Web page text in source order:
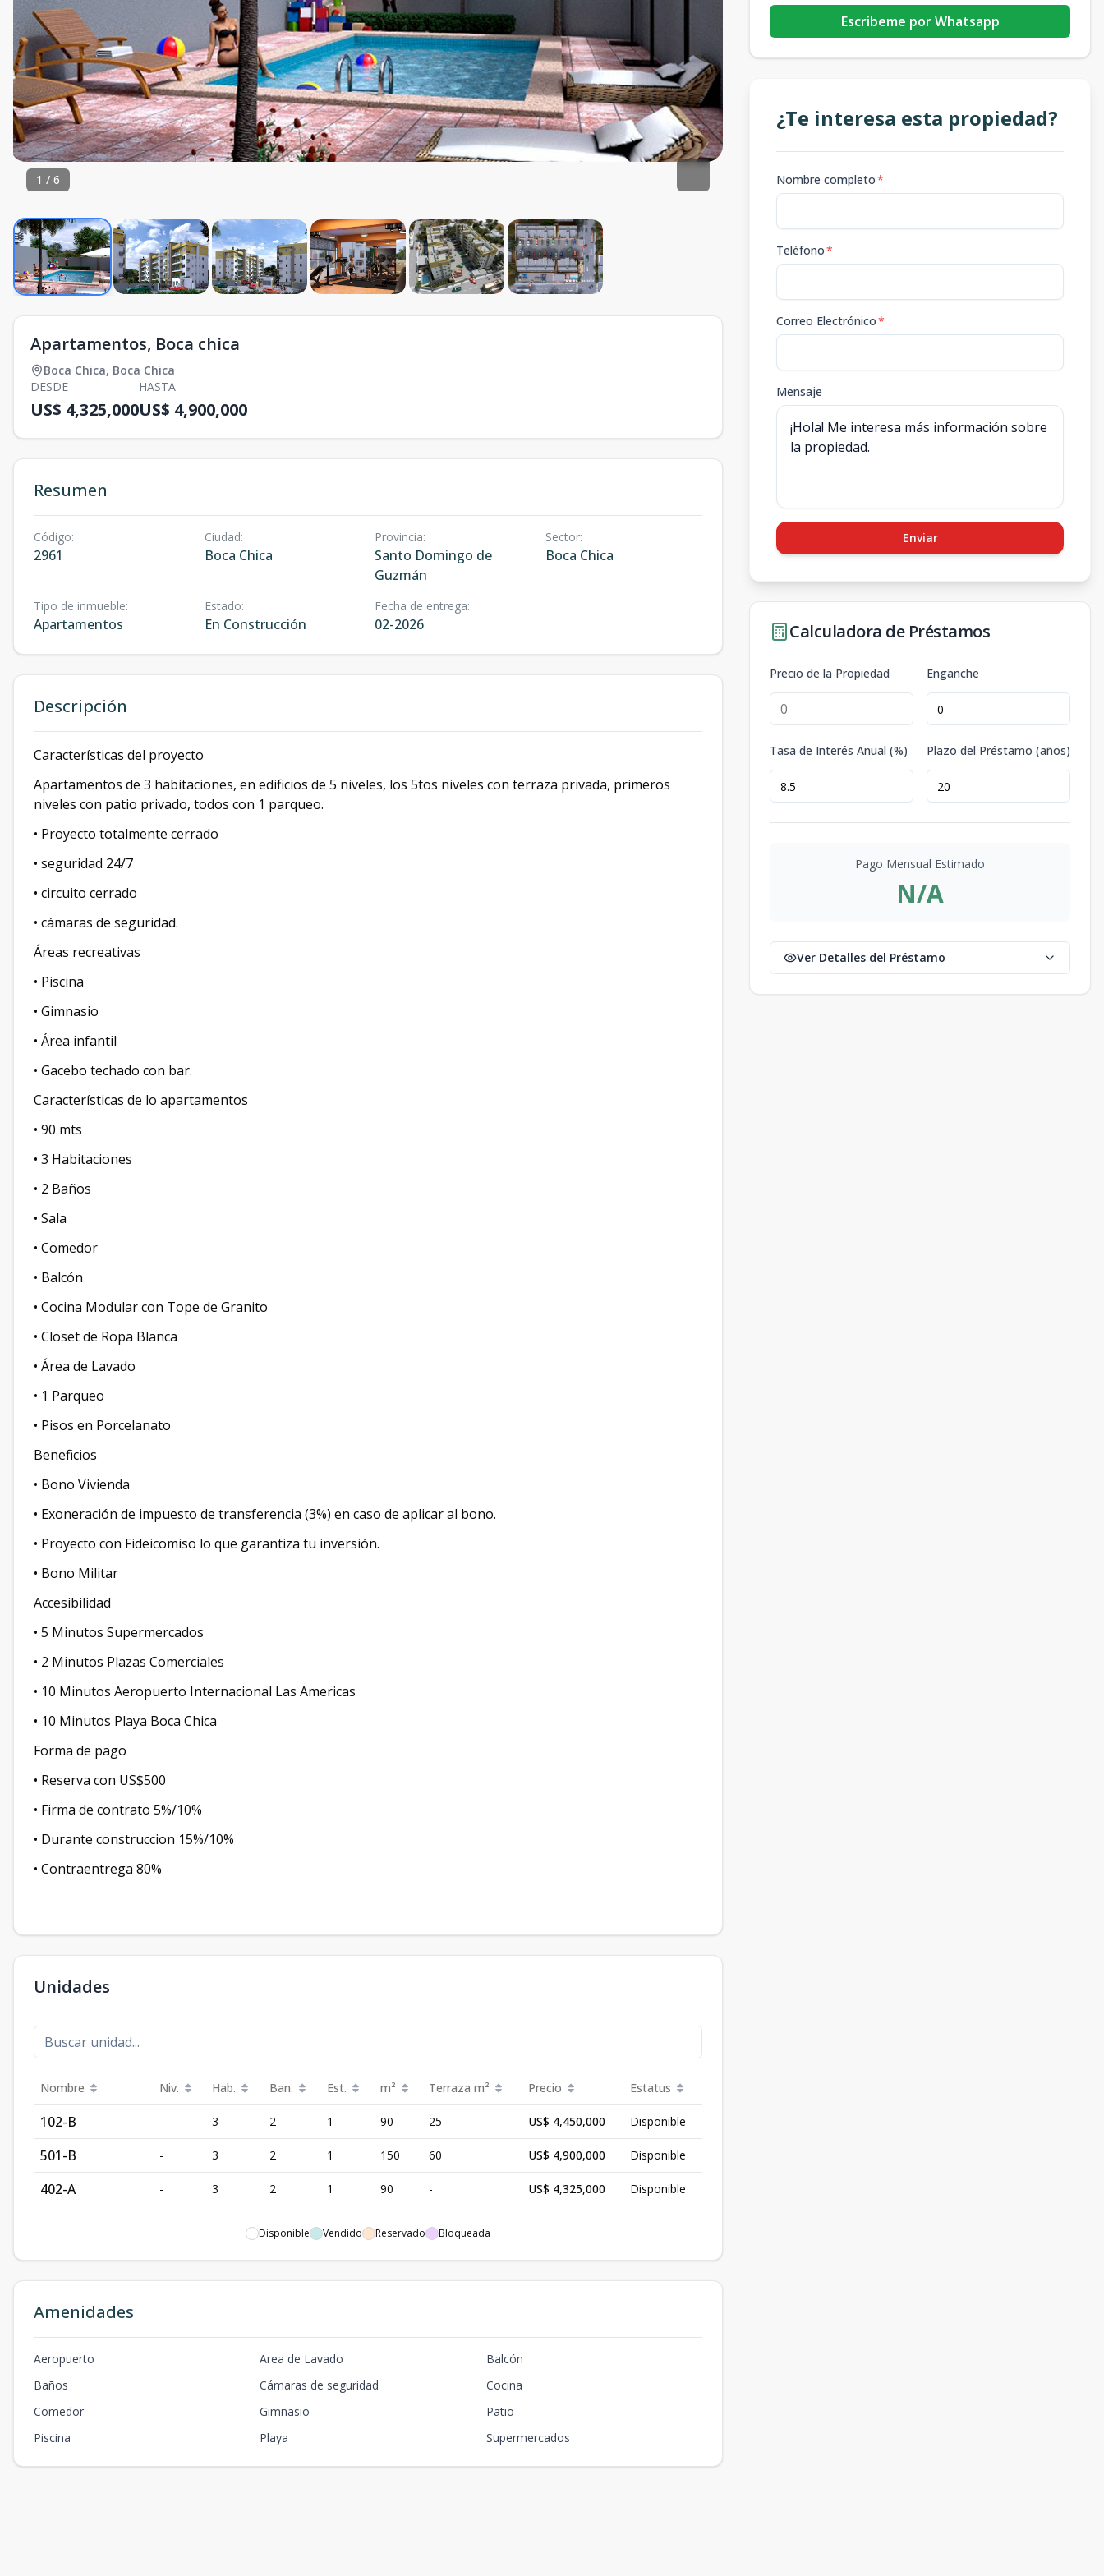
1 / 6
Apartamentos, Boca chica
Boca Chica, Boca Chica
DESDE
US$ 4,325,000
HASTA
US$ 4,900,000
Resumen
Código:
2961
Ciudad:
Boca Chica
Provincia:
Santo Domingo de
Guzmán
Sector:
Boca Chica
Tipo de inmueble:
Apartamentos
Estado:
En Construcción
Fecha de entrega:
02-2026
Descripción
Características del proyecto
Apartamentos de 3 habitaciones, en edificios de 5 niveles, los 5tos niveles con terraza privada, primeros
niveles con patio privado, todos con 1 parqueo.
• Proyecto totalmente cerrado
• seguridad 24/7
• circuito cerrado
• cámaras de seguridad.
Áreas recreativas
• Piscina
• Gimnasio
• Área infantil
• Gacebo techado con bar.
Características de lo apartamentos
• 90 mts
• 3 Habitaciones
• 2 Baños
• Sala
• Comedor
• Balcón
• Cocina Modular con Tope de Granito
• Closet de Ropa Blanca
• Área de Lavado
• 1 Parqueo
• Pisos en Porcelanato
Beneficios
• Bono Vivienda
• Exoneración de impuesto de transferencia (3%) en caso de aplicar al bono.
• Proyecto con Fideicomiso lo que garantiza tu inversión.
• Bono Militar
Accesibilidad
• 5 Minutos Supermercados
• 2 Minutos Plazas Comerciales
• 10 Minutos Aeropuerto Internacional Las Americas
• 10 Minutos Playa Boca Chica
Forma de pago
• Reserva con US$500
• Firma de contrato 5%/10%
• Durante construccion 15%/10%
• Contraentrega 80%
Unidades
Nombre Niv. Hab. Ban. Est. m² Terraza m² Precio Estatus
102-B - 3 2 1 90 25 US$ 4,450,000 Disponible
501-B - 3 2 1 150 60 US$ 4,900,000 Disponible
402-A - 3 2 1 90 - US$ 4,325,000 Disponible
Disponible Vendido Reservado Bloqueada
Amenidades
Aeropuerto Area de Lavado
Balcón
Baños
Cámaras de seguridad
Cocina
Comedor
Gimnasio
Patio
Piscina
Playa Supermercados
Escribeme por Whatsapp
¿Te interesa esta propiedad?
Nombre completo*
Teléfono*
Correo Electrónico*
Mensaje
Enviar
Calculadora de Préstamos
Precio de la Propiedad Enganche
Tasa de Interés Anual (%) Plazo del Préstamo (años)
Pago Mensual Estimado
N/A
Ver Detalles del Préstamo